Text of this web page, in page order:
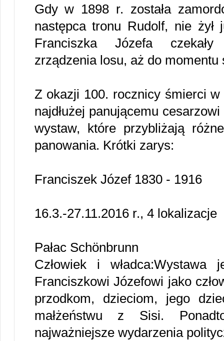
Gdy w 1898 r. została
następca tronu Rudolf, nie
Franciszka Józefa
zrządzenia losu, aż do momentu
Z okazji 100. rocznicy śmierci
najdłużej panującemu
wystaw, które przybliżają
panowania. Krótki zarys:
Franciszek Józef 1830 - 1916
16.3.-27.11.2016 r., 4 lokalizacje
Pałac Schönbrunn
Człowiek i władca:Wystawa
Franciszkowi Józefowi jako
przodkom, dzieciom, jego
małżeństwu z Sisi.
najważniejsze wydarzenia